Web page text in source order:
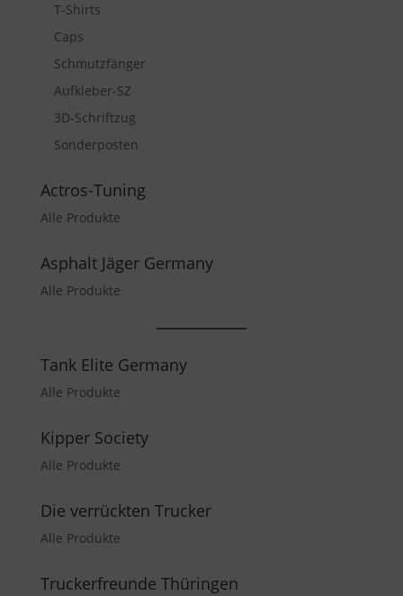
T-Shirts
Caps
Schmutzfänger
Aufkleber-SZ
3D-Schriftzug
Sonderposten
Actros-Tuning
Alle Produkte
Asphalt Jäger Germany
Alle Produkte
Tank Elite Germany
Alle Produkte
Kipper Society
Alle Produkte
Die verrückten Trucker
Alle Produkte
Truckerfreunde Thüringen